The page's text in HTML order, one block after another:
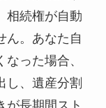
相続権が自動
ん。あなた自
った場合、
し、遺産分割
が長期間スト